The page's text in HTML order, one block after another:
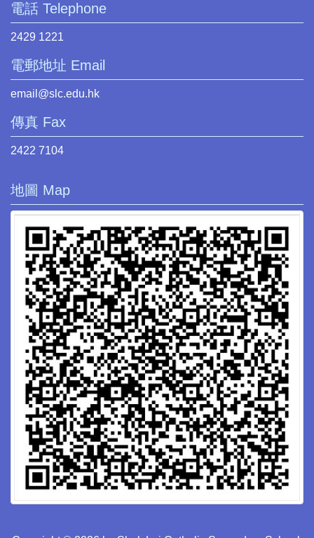
電話 Telephone
2429 1221
電郵地址 Email
email@slc.edu.hk
傳真 Fax
2422 7104
地圖 Map